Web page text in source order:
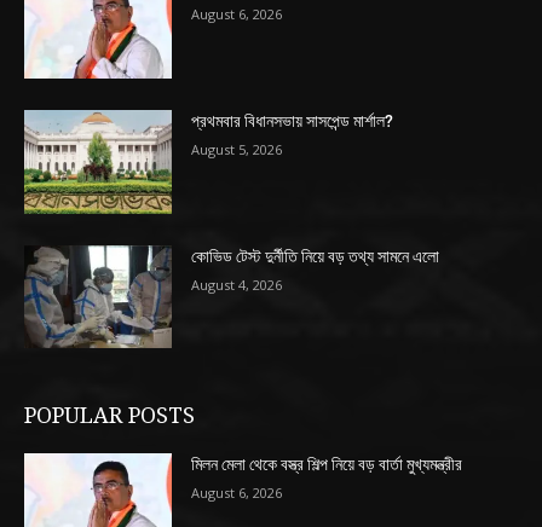
August 6, 2026
প্রথমবার বিধানসভায় সাসপেন্ড মার্শাল?
August 5, 2026
কোভিড টেস্ট দুর্নীতি নিয়ে বড় তথ্য সামনে এলো
August 4, 2026
POPULAR POSTS
মিলন মেলা থেকে বস্ত্র শিল্প নিয়ে বড় বার্তা মুখ্যমন্ত্রীর
August 6, 2026